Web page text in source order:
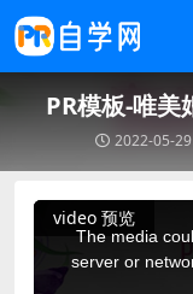
PR模板-唯美
2022-05-29
video 预览
This
The media
server or